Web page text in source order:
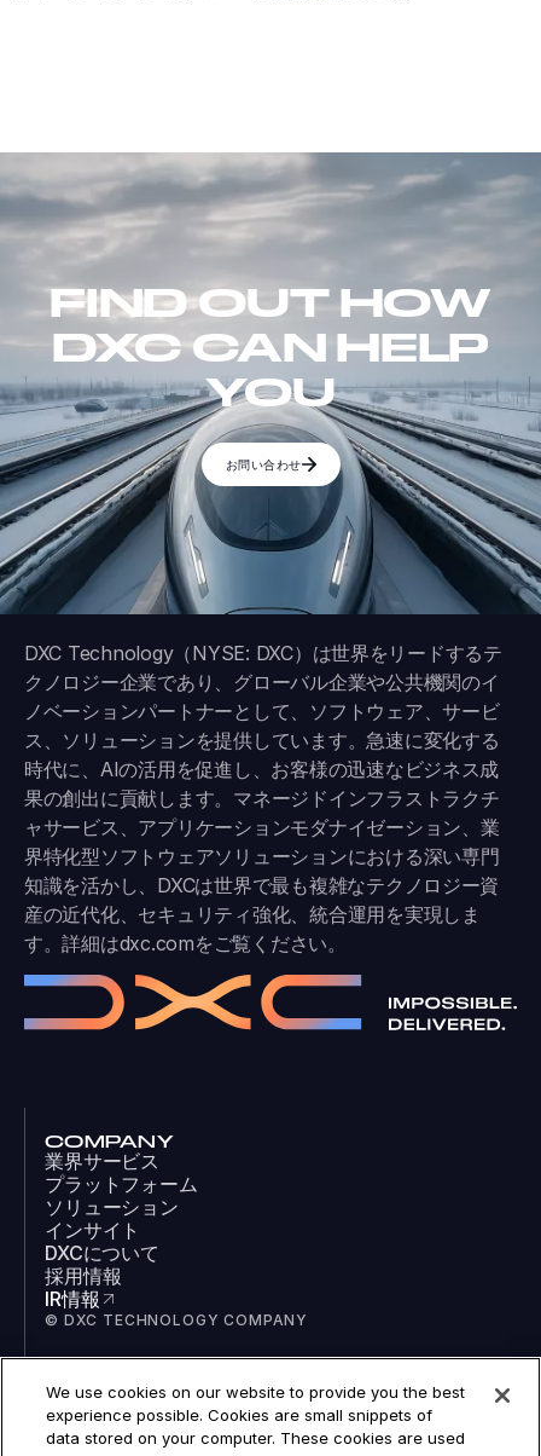
FIND OUT HOW
DXC CAN HELP
YOU
お問い合わせ
DXC Technology（NYSE: DXC）は世界をリードするテ
クノロジー企業であり、グローバル企業や公共機関のイ
ノベーションパートナーとして、ソフトウェア、サービ
ス、ソリューションを提供しています。急速に変化する
時代に、AIの活用を促進し、お客様の迅速なビジネス成
果の創出に貢献します。マネージドインフラストラクチ
ャサービス、アプリケーションモダナイゼーション、業
界特化型ソフトウェアソリューションにおける深い専門
知識を活かし、DXCは世界で最も複雑なテクノロジー資
産の近代化、セキュリティ強化、統合運用を実現しま
す。詳細はdxc.comをご覧ください。
COMPANY
業界サービス
プラットフォーム
ソリューション
インサイト
DXCについて
採用情報
IR情報
© DXC TECHNOLOGY COMPANY
SOCIAL
LinkedIn
Facebook
We use cookies on our website to provide you the best
experience possible. Cookies are small snippets of
data stored on your computer. These cookies are used